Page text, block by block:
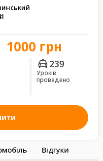
1000 грн
239
Уроків
проведено
Відгуки